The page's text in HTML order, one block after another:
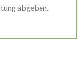
abgeben.